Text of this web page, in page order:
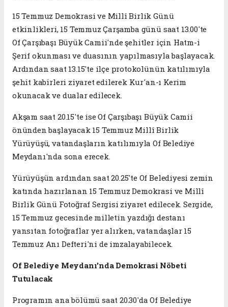
15 Temmuz Demokrasi ve Millî Birlik Günü
etkinlikleri, 15 Temmuz Çarşamba günü saat 13.00'te
Of Çarşıbaşı Büyük Camii'nde şehitler için Hatm-i
Şerif okunması ve duasının yapılmasıyla başlayacak.
Ardından saat 13.15'te ilçe protokolünün katılımıyla
şehit kabirleri ziyaret edilerek Kur'an-ı Kerim
okunacak ve dualar edilecek.
Akşam saat 20.15'te ise Of Çarşıbaşı Büyük Camii
önünden başlayacak 15 Temmuz Millî Birlik
Yürüyüşü, vatandaşların katılımıyla Of Belediye
Meydanı'nda sona erecek.
Yürüyüşün ardından saat 20.25'te Of Belediyesi zemin
katında hazırlanan 15 Temmuz Demokrasi ve Millî
Birlik Günü Fotoğraf Sergisi ziyaret edilecek. Sergide,
15 Temmuz gecesinde milletin yazdığı destanı
yansıtan fotoğraflar yer alırken, vatandaşlar 15
Temmuz Anı Defteri'ni de imzalayabilecek.
Of Belediye Meydanı'nda Demokrasi Nöbeti
Tutulacak
Programın ana bölümü saat 20.30'da Of Belediye